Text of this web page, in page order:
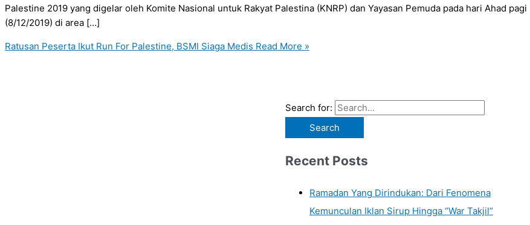
Palestine 2019 yang digelar oleh Komite Nasional untuk Rakyat Palestina (KNRP) dan Yayasan Pemuda pada hari Ahad pagi
(8/12/2019) di area […]
Ratusan Peserta Ikut Run For Palestine, BSMI Siaga Medis Read More »
Search for:
Recent Posts
Ramadan Yang Dirindukan: Dari Fenomena
Kemunculan Iklan Sirup Hingga “War Takjil”